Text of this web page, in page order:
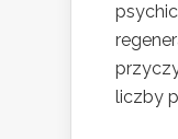
liczby